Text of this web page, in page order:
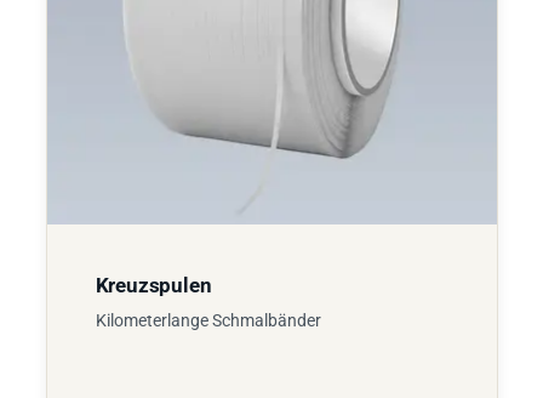
Kreuzspulen
Kilometerlange Schmalbänder